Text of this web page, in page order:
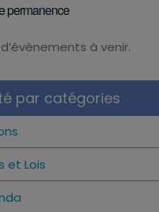
par catégories
et Lois